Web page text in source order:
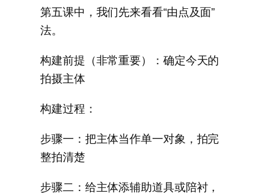
第五课中，我们先来看看“由点及面”
法。
构建前提（非常重要）：确定今天的
拍摄主体
构建过程：
步骤一：把主体当作单一对象，拍完
整拍清楚
步骤二：给主体添辅助道具或陪衬，